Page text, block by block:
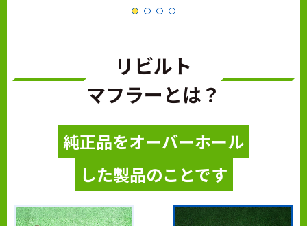
リビルト
マフラーとは？
純正品をオーバーホール
した製品のことです